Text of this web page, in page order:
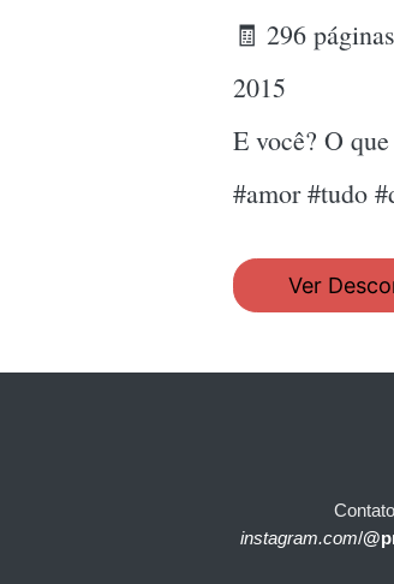
🧾 296 páginas
2015
E você? O
#amor #tudo
Ver
Contato
instagram.com/